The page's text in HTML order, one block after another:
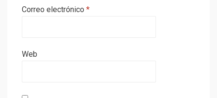
Correo electrónico *
Web